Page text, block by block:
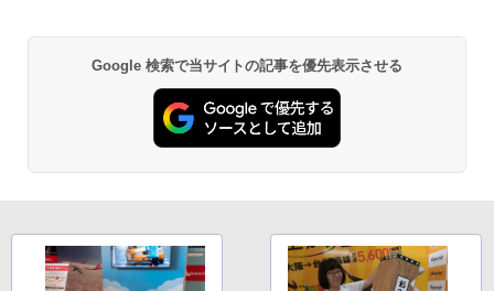
￥2,479
PYKES PEAK (パイクスピーク) 着替えテン
人用 折りたたみ 防災グッズ 災害用トイレ ビ
ーチ ピクニック ポップアップテント 携帯 簡
易 トイレテント (ブラック)
ENDLESS BASE 《めざましテレビで紹介》
テント ワンタッチ RENEW 幅200 2-3人用 43
500002(88859)
BUNDOK(バンドック)ソロ ドーム 1 EX BDK
-08EX カーキ ソロキャンプ ポリエステル フ
￥14,800
￥2,980
Google 検索で当サイトの記事を優先表示させる